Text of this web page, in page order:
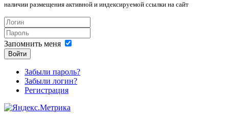
наличии размещения активной и индексируемой ссылки на сайт
Запомнить меня
Войти
Забыли пароль?
Забыли логин?
Регистрация